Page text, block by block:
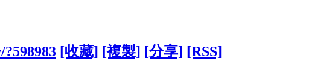
[收藏] [複製] [分享] [RSS]